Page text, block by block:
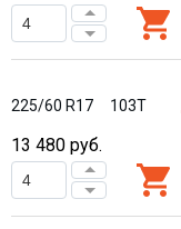
225/60 R17 103T
13 480 руб.